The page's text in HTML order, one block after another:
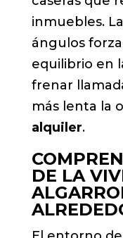
inmuebles.
ángulos
equilibrio en
frenar
más lenta la
alquiler.
DE LA